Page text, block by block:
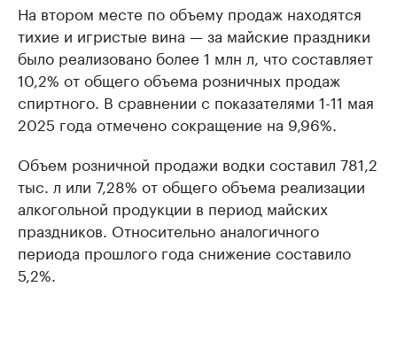
На втором месте по объему продаж находятся
тихие и игристые вина — за майские праздники
было реализовано более 1 млн л, что составляет
10,2% от общего объема розничных продаж
спиртного. В сравнении с показателями 1-11 мая
2025 года отмечено сокращение на 9,96%.
Объем розничной продажи водки составил 781,2
тыс. л или 7,28% от общего объема реализации
алкогольной продукции в период майских
праздников. Относительно аналогичного
периода прошлого года снижение составило
5,2%.